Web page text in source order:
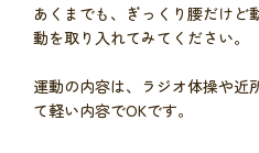
あくまでも、ぎっくり腰だけど
動を取り入れてみてください。
運動の内容は、ラジオ体操や近
て軽い内容でOKです。